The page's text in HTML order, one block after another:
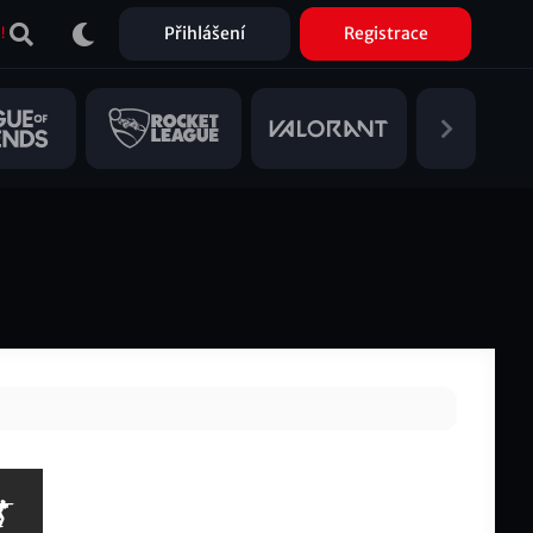
Přihlášení Registrace